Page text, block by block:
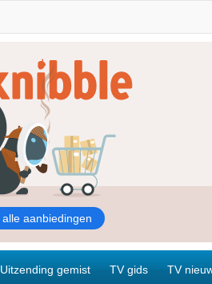
Uitzending gemist TV gids TV